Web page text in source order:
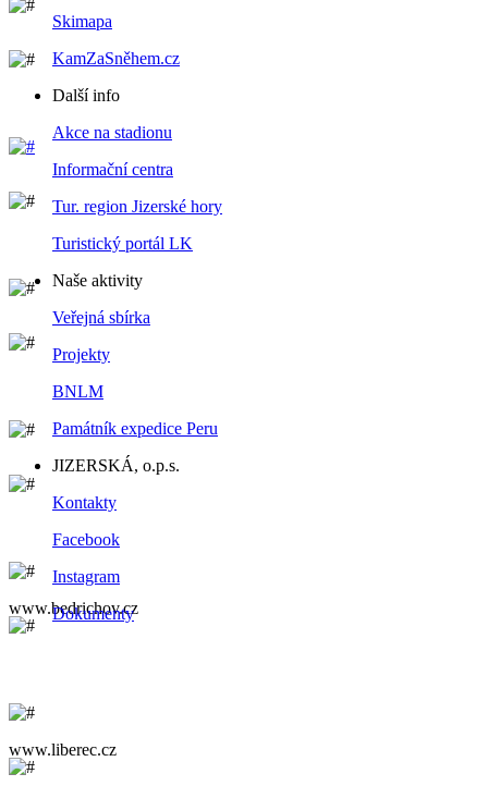
www.bedrichov.cz
www.liberec.cz
Skimapa
KamZaSněhem.cz
Další info
Akce na stadionu
Informační centra
Tur. region Jizerské hory
Turistický portál LK
Naše aktivity
Veřejná sbírka
Projekty
BNLM
Památník expedice Peru
JIZERSKÁ, o.p.s.
Kontakty
Facebook
Instagram
Dokumenty